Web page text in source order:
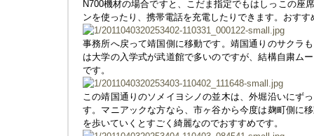
N700機材の場合ですと、こだま指定でもはしっこの座
ンを使ったり、携帯電話を充電したりできます。おすす
事務所へ戻って靖国側に移動です。靖国通りのサクラ
は大学の入学式が武道館で多いのですが、結構自粛ム
です。
この靖国通りのソメイヨシノの並木は、外堀沿いにず
す。マニアックな方なら、市ヶ谷から今度は麹町側に
を歩いていくとすごく綺麗なのでおすすめです。